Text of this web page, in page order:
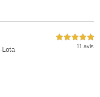
Lota
5,0 étoiles sur 5
11 avis